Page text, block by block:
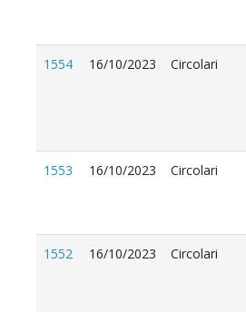
1554 16/10/2023 Circolari
1553 16/10/2023 Circolari
1552 16/10/2023 Circolari